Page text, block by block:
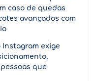
caso de quedas
avançados com
Instagram exige
que